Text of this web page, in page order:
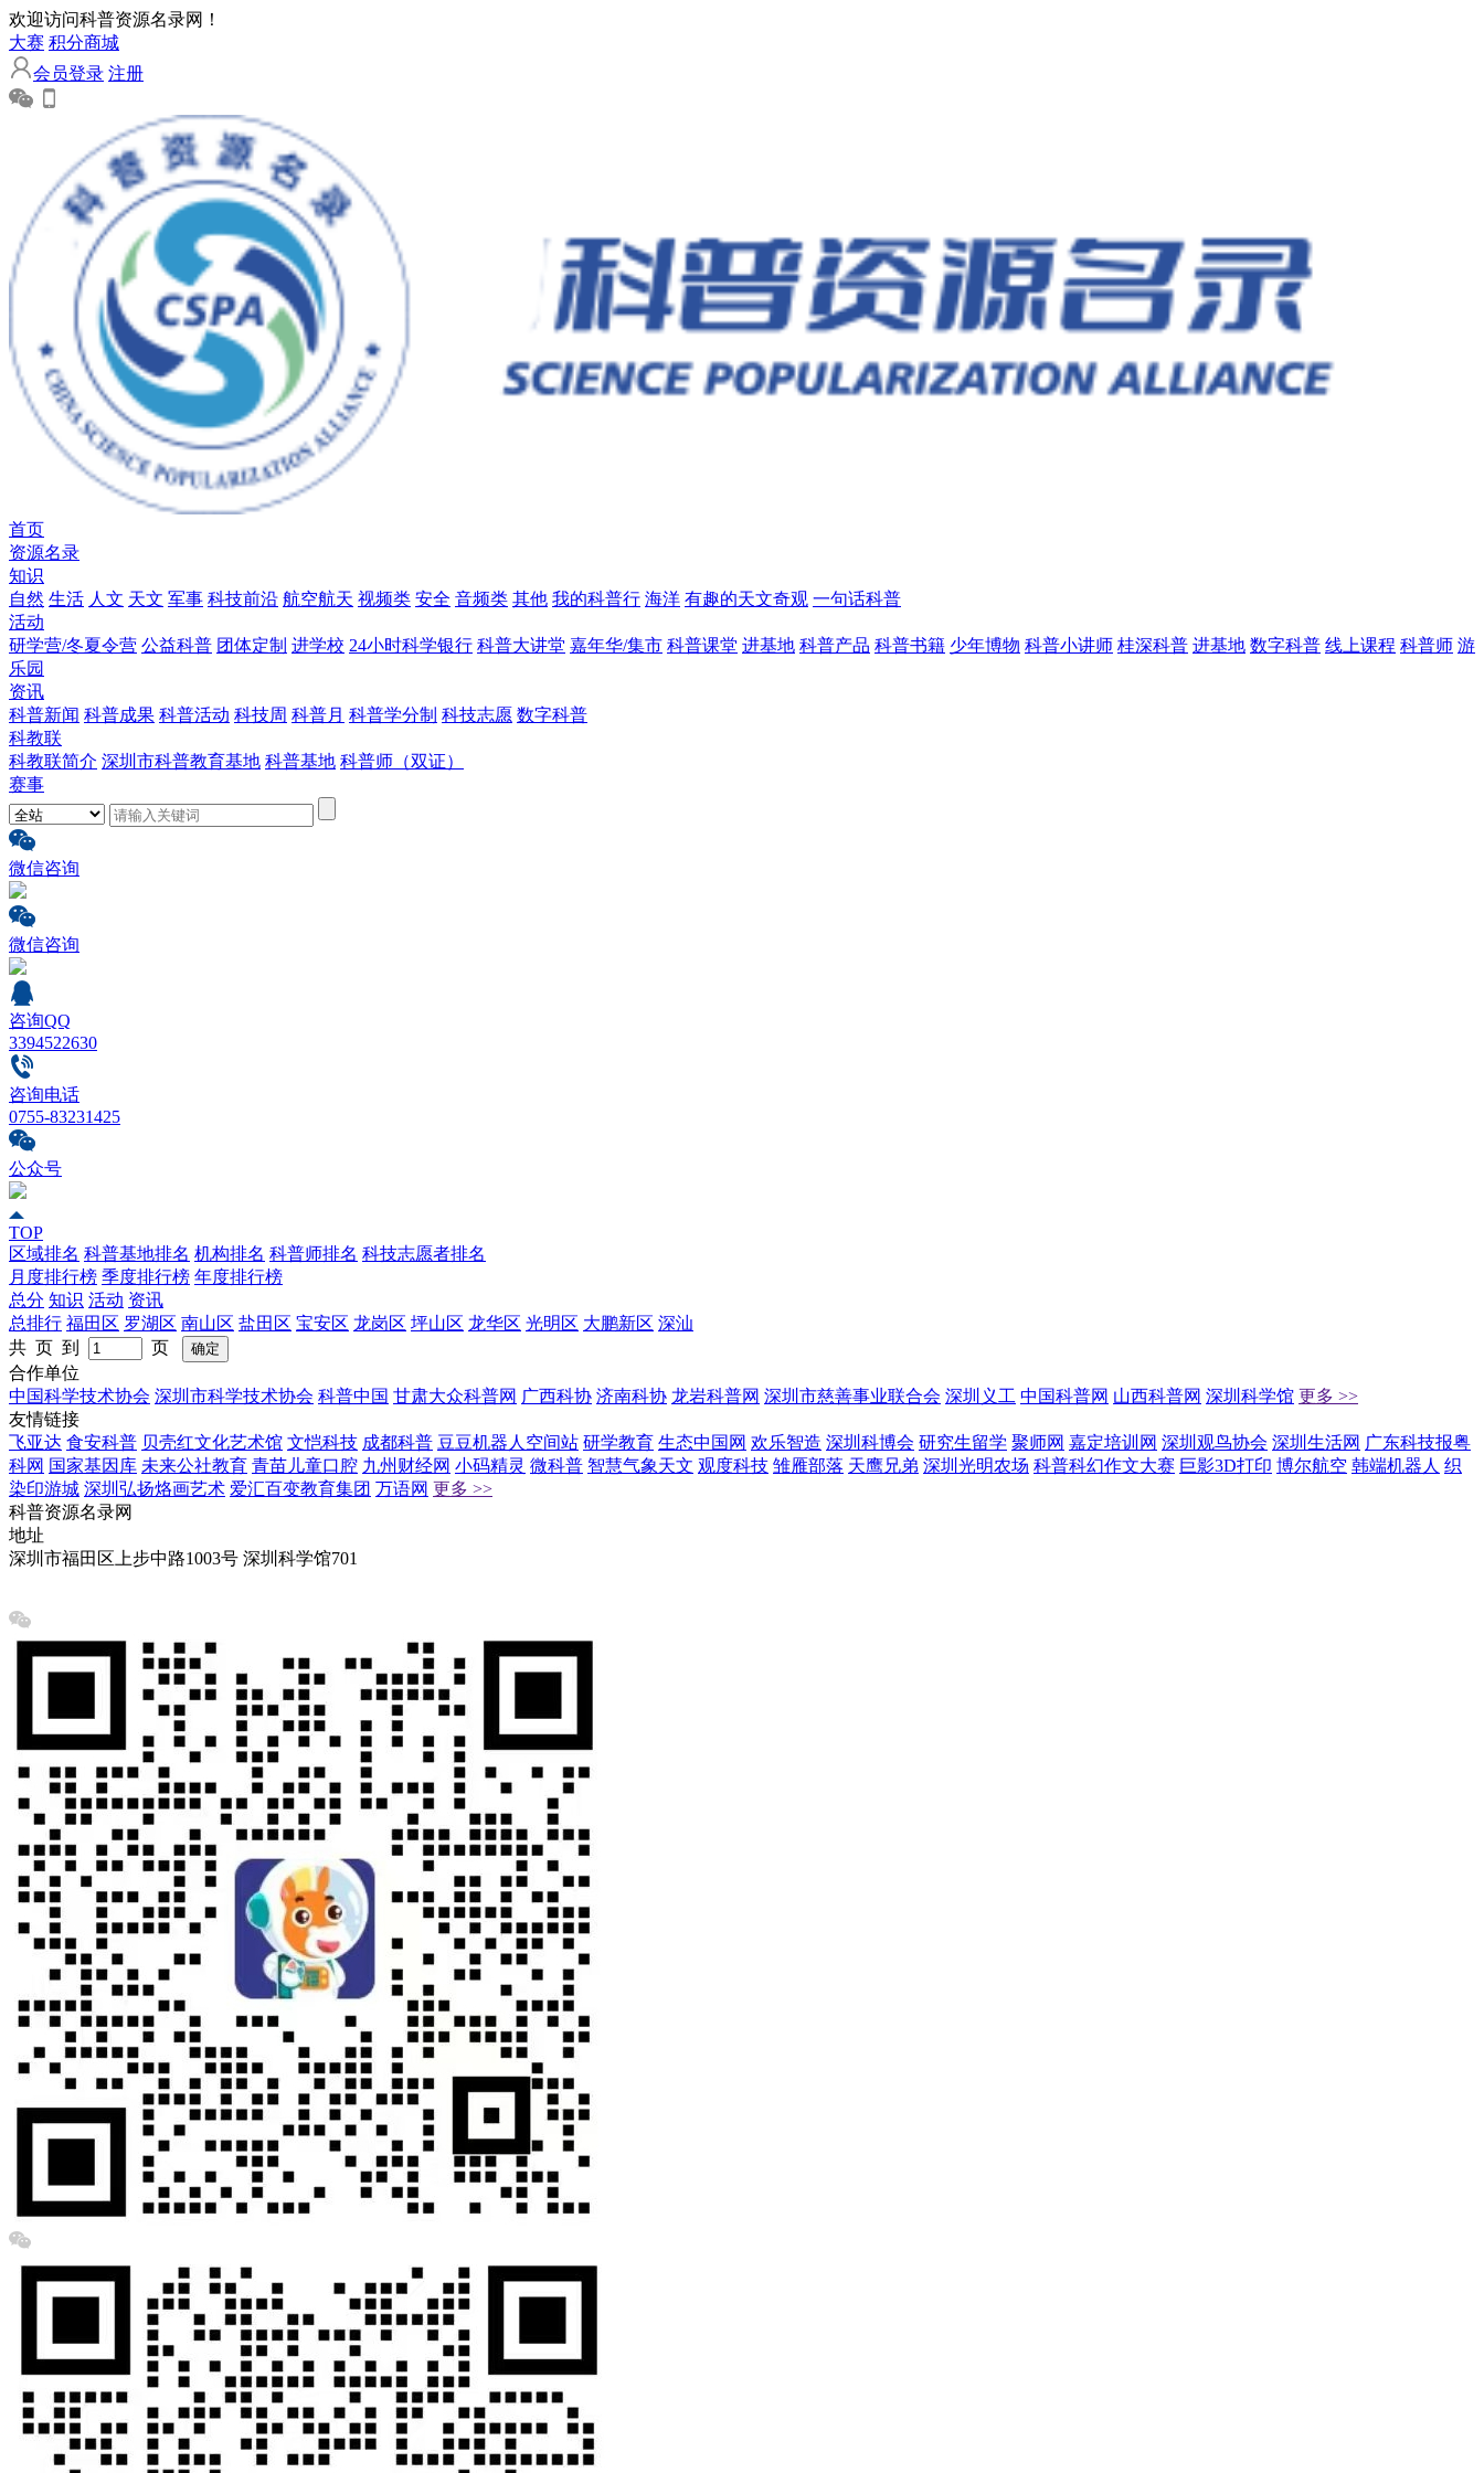
欢迎访问科普资源名录网！
大赛 积分商城
会员登录 注册
首页
资源名录
知识
自然 生活 人文 天文 军事 科技前沿 航空航天 视频类 安全 音频类 其他 我的科普行 海洋 有趣的天文奇观 一句话科普
活动
研学营/冬夏令营 公益科普 团体定制 进学校 24小时科学银行 科普大讲堂 嘉年华/集市 科普课堂 进基地 科普产品 科普书籍 少年博物 科普小讲师 桂深科普 进基地 数字科普 线上课程 科普师 游
乐园
资讯
科普新闻 科普成果 科普活动 科技周 科普月 科普学分制 科技志愿 数字科普
科教联
科教联简介 深圳市科普教育基地 科普基地 科普师（双证）
赛事
微信咨询
微信咨询
咨询QQ
3394522630
咨询电话
0755-83231425
公众号
TOP
区域排名 科普基地排名 机构排名 科普师排名 科技志愿者排名
月度排行榜 季度排行榜 年度排行榜
总分 知识 活动 资讯
总排行 福田区 罗湖区 南山区 盐田区 宝安区 龙岗区 坪山区 龙华区 光明区 大鹏新区 深汕
共 页 到
页
合作单位
中国科学技术协会 深圳市科学技术协会 科普中国 甘肃大众科普网 广西科协 济南科协 龙岩科普网 深圳市慈善事业联合会 深圳义工 中国科普网 山西科普网 深圳科学馆 更多 >>
友情链接
飞亚达 食安科普 贝壳红文化艺术馆 文恺科技 成都科普 豆豆机器人空间站 研学教育 生态中国网 欢乐智造 深圳科博会 研究生留学 聚师网 嘉定培训网 深圳观鸟协会 深圳生活网 广东科技报粤
科网 国家基因库 未来公社教育 青苗儿童口腔 九州财经网 小码精灵 微科普 智慧气象天文 观度科技 雏雁部落 天鹰兄弟 深圳光明农场 科普科幻作文大赛 巨影3D打印 博尔航空 韩端机器人 织
染印游城 深圳弘扬烙画艺术 爱汇百变教育集团 万语网 更多 >>
科普资源名录网
地址
深圳市福田区上步中路1003号 深圳科学馆701